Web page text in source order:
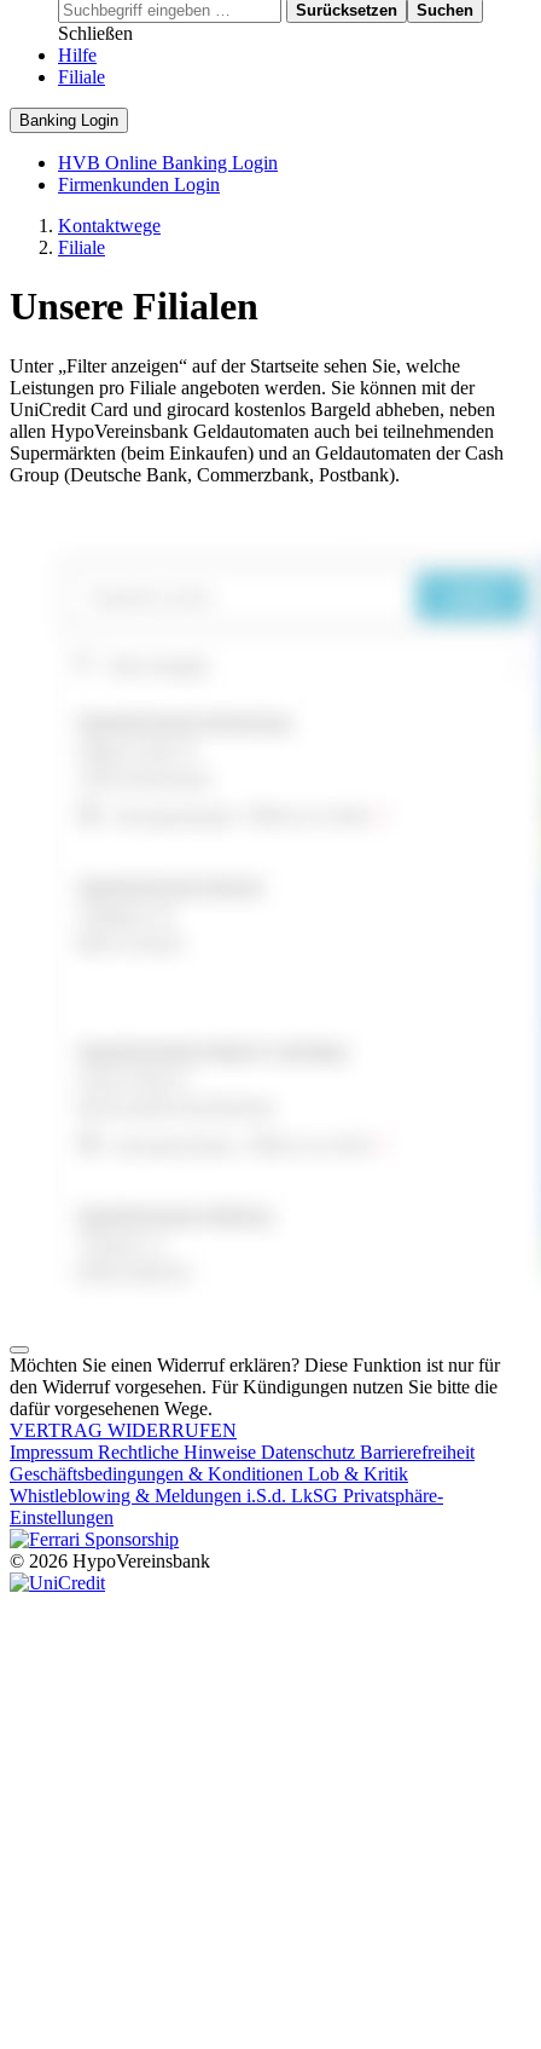
Surücksetzen
Suchen
Schließen
Hilfe
Filiale
Banking Login
HVB Online Banking Login
Firmenkunden Login
Kontaktwege
Filiale
Unsere Filialen
Unter „Filter anzeigen“ auf der Startseite sehen Sie, welche
Leistungen pro Filiale angeboten werden. Sie können mit der
UniCredit Card und girocard kostenlos Bargeld abheben, neben
allen HypoVereinsbank Geldautomaten auch bei teilnehmenden
Supermärkten (beim Einkaufen) und an Geldautomaten der Cash
Group (Deutsche Bank, Commerzbank, Postbank).
Möchten Sie einen Widerruf erklären? Diese Funktion ist nur für
den Widerruf vorgesehen. Für Kündigungen nutzen Sie bitte die
dafür vorgesehenen Wege.
VERTRAG WIDERRUFEN
Impressum Rechtliche Hinweise Datenschutz Barrierefreiheit
Geschäftsbedingungen & Konditionen Lob & Kritik
Whistleblowing & Meldungen i.S.d. LkSG Privatsphäre-
Einstellungen
© 2026 HypoVereinsbank